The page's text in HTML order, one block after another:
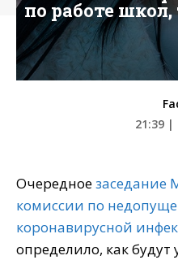
по работе школ,
21:39 |
Очередноезаседание
комиссии по
коронавирусной
определило, как